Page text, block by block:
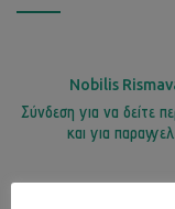
Nobilis
Σύνδεση για να δείτε
και για